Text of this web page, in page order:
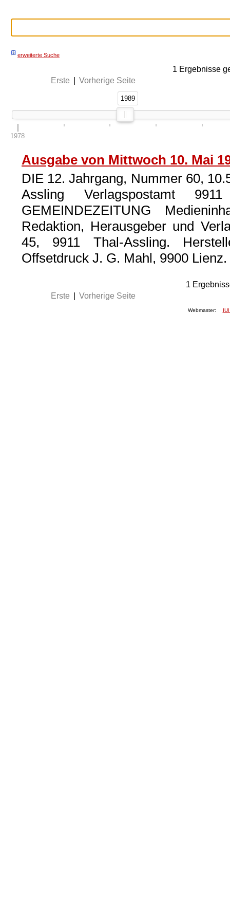
erweiterte Suche
1 Ergebnisse
Erste
Vorherige Seite
1989
1989
1978
Ausgabe von Mittwoch 10. Mai
DIE 12. Jahrgang, Nummer 60,
Assling Verlagspostamt
GEMEINDEZEITUNG
Redaktion, Herausgeber und
45, 9911 Thal-Assling.
Offsetdruck J. G. Mahl, 9900
1
Erste
Vorherige Seite
Webmaster: